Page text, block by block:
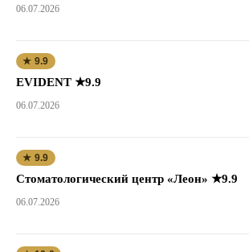
06.07.2026
★ 9.9
EVIDENT ★9.9
06.07.2026
★ 9.9
Стоматологический центр «Леон» ★9.9
06.07.2026